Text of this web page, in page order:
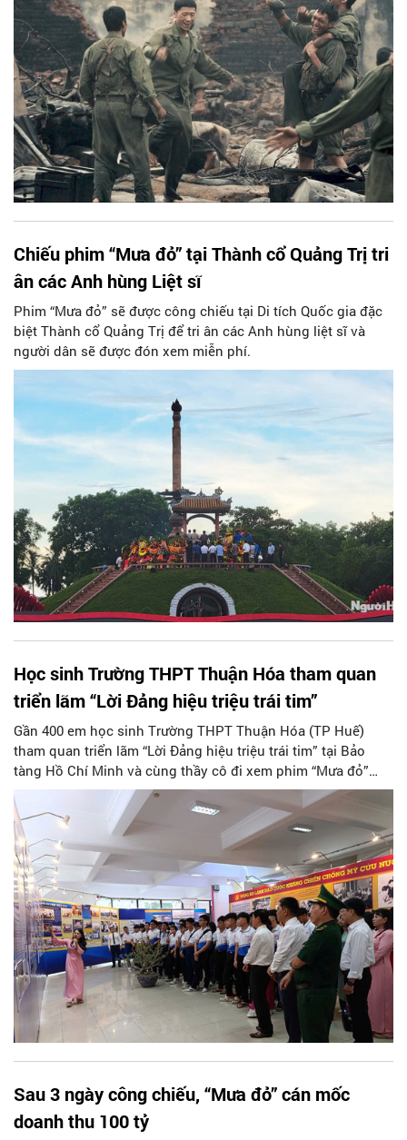
Chiếu phim “Mưa đỏ” tại Thành cổ Quảng Trị tri
ân các Anh hùng Liệt sĩ
Phim “Mưa đỏ” sẽ được công chiếu tại Di tích Quốc gia đặc
biệt Thành cổ Quảng Trị để tri ân các Anh hùng liệt sĩ và
người dân sẽ được đón xem miễn phí.
Học sinh Trường THPT Thuận Hóa tham quan
triển lãm “Lời Đảng hiệu triệu trái tim”
Gần 400 em học sinh Trường THPT Thuận Hóa (TP Huế)
tham quan triển lãm “Lời Đảng hiệu triệu trái tim” tại Bảo
tàng Hồ Chí Minh và cùng thầy cô đi xem phim “Mưa đỏ”
miễn phí.
Sau 3 ngày công chiếu, “Mưa đỏ” cán mốc
doanh thu 100 tỷ